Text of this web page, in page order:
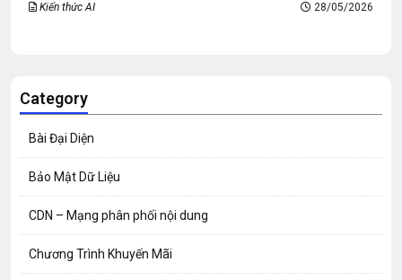
Kiến thức AI 28/05/2026
Category
Bài Đại Diện
Bảo Mật Dữ Liệu
CDN – Mạng phân phối nội dung
Chương Trình Khuyến Mãi